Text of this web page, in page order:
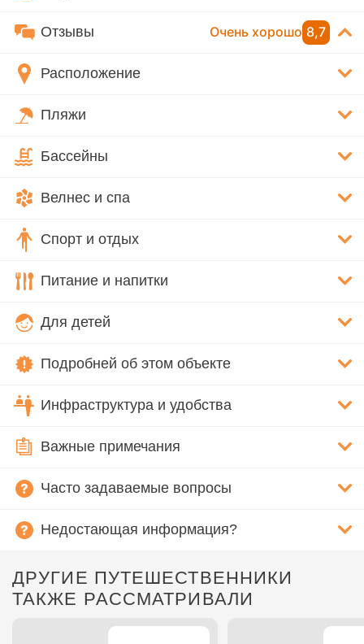
Отзывы Очень хорошо 8,7
Расположение
Пляжи
Бассейны
Велнес и спа
Спорт и отдых
Питание и напитки
Для детей
Подробней об этом объекте
Инфраструктура и удобства
Важные примечания
Часто задаваемые вопросы
Недостающая информация?
ДРУГИЕ ПУТЕШЕСТВЕННИКИ
ТАКЖЕ РАССМАТРИВАЛИ